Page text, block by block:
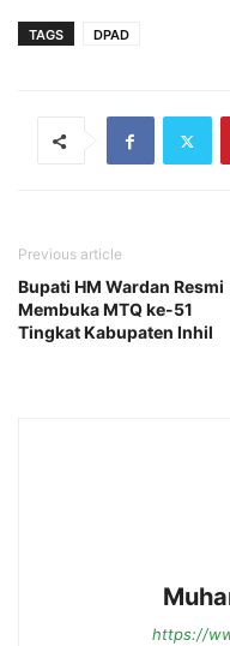
TAGS DPAD
Previous article
Bupati HM Wardan Resmi
Membuka MTQ ke-51
Tingkat Kabupaten Inhil
https://